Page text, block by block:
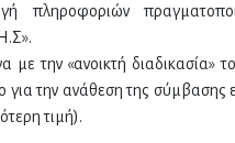
πληροφοριών
την «ανοικτή διαδικασία»
για την ανάθεση της
τιμή).